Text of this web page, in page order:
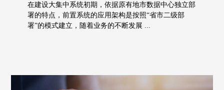
在建设大集中系统初期，依据原有地市数据中心独立部
署的特点，前置系统的应用架构是按照“省市二级部
署”的模式建立，随着业务的不断发展 ...